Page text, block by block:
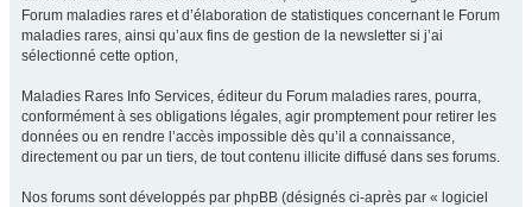
Forum maladies rares et d’élaboration de statistiques concernant le Forum
maladies rares, ainsi qu’aux fins de gestion de la newsletter si j’ai
sélectionné cette option,
Maladies Rares Info Services, éditeur du Forum maladies rares, pourra,
conformément à ses obligations légales, agir promptement pour retirer les
données ou en rendre l’accès impossible dès qu’il a connaissance,
directement ou par un tiers, de tout contenu illicite diffusé dans ses forums.
Nos forums sont développés par phpBB (désignés ci-après par « logiciel